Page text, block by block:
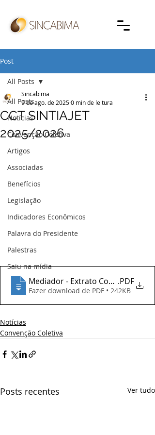
Post
All Posts
Notícias
Convenção Coletiva
Artigos
Associadas
Benefícios
Legislação
Indicadores Econômicos
Palavra do Presidente
Palestras
Saiu na mídia
All Posts
CCT SINTIAJET
2025/2026
Sincabima
9 de ago. de 20250 min de leitura
Mediador - Extrato Convenção
.PDF
Fazer download de PDF • 242KB
Notícias
Convenção Coletiva
Posts recentes Ver tudo